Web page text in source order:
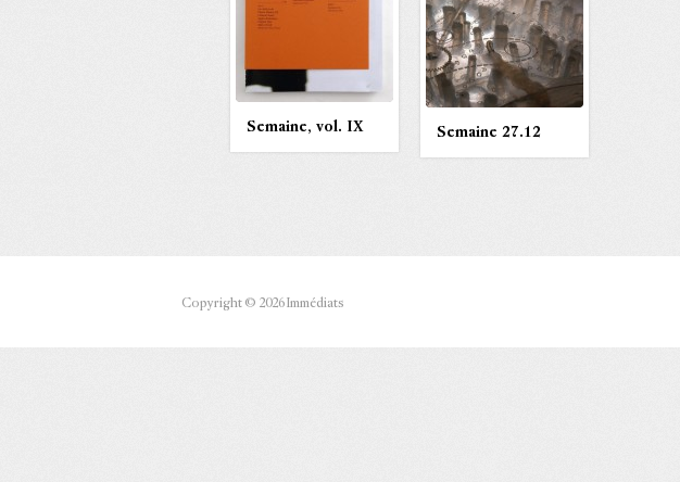
Semaine, vol. IX Semaine 27.12
Copyright © 2026 Immédiats